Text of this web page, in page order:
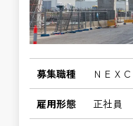
募集職種 ＮＥＸ
雇用形態 正社員